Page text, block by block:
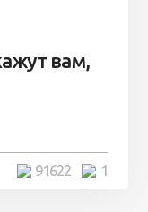
вам,
1
91622